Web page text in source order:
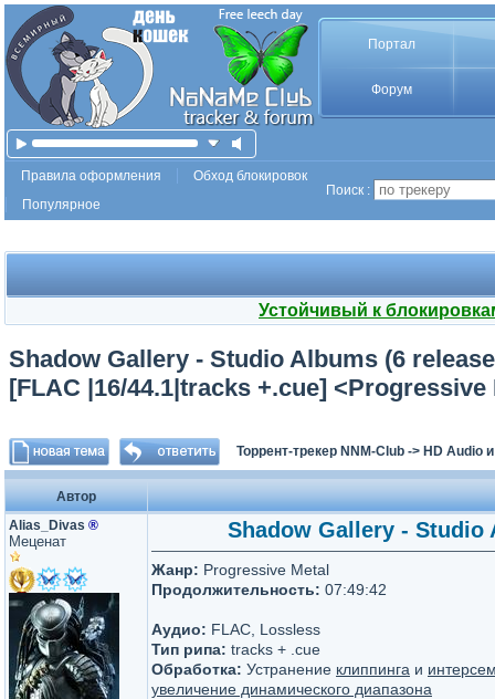
Портал
Форум
Правила оформления
Обход блокировок
Популярное
Поиск :
Устойчивый к
Shadow Gallery - Studio Albums (6
[FLAC |16/44.1|tracks +.cue] <Progressive
Торрент-трекер NNM-Club -> HD Audio
Автор
Alias_Divas ®
Меценат Shadow Gallery - Studio
Жанр: Progressive Metal
Продолжительность: 07:49:42
Аудио: FLAC, Lossless
Тип рипа: tracks + .cue
Обработка: Устранение клиппинга и
увеличение динамического диапазона